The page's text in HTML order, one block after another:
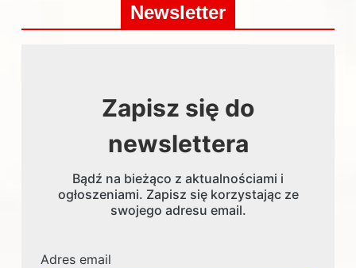
Newsletter
Zapisz się do
newslettera
Bądź na bieżąco z aktualnościami i
ogłoszeniami. Zapisz się korzystając ze
swojego adresu email.
Adres email